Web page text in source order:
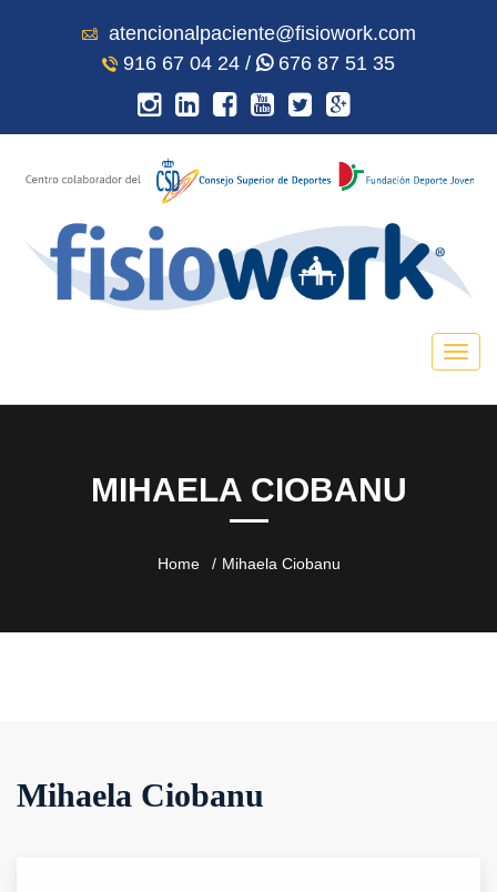
atencionalpaciente@fisiowork.com
916 67 04 24 /
676 87 51 35
MIHAELA CIOBANU
Home Mihaela Ciobanu
Mihaela Ciobanu